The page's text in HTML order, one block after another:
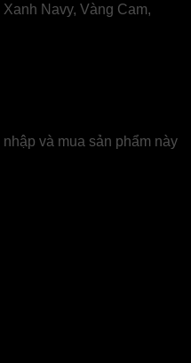
Navy, Vàng Cam,
và mua sản phẩm này